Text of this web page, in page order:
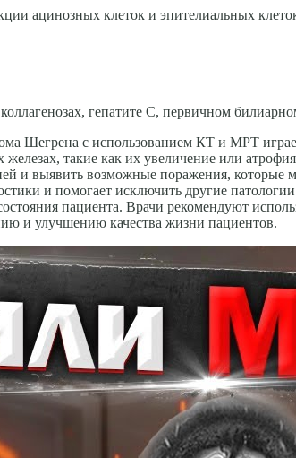
ацинозных клеток и эпителиальных
гепатите С, первичном
Шегрена с использованием КТ и МРТ
такие как их увеличение или
и выявить возможные поражения,
и помогает исключить другие
пациента. Врачи рекомендуют
и улучшению качества жизни пациентов.